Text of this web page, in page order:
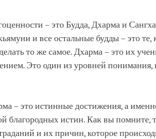
– это Будда, Дхарма и
и все остальные будды – это те,
то же самое. Дхарма – это их
Это один из уровней понимания,
– это истинные достижения, а
благородных истин. Как вы помните,
и их причин, которое